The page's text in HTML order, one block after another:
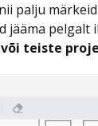
palju
jääma
teiste